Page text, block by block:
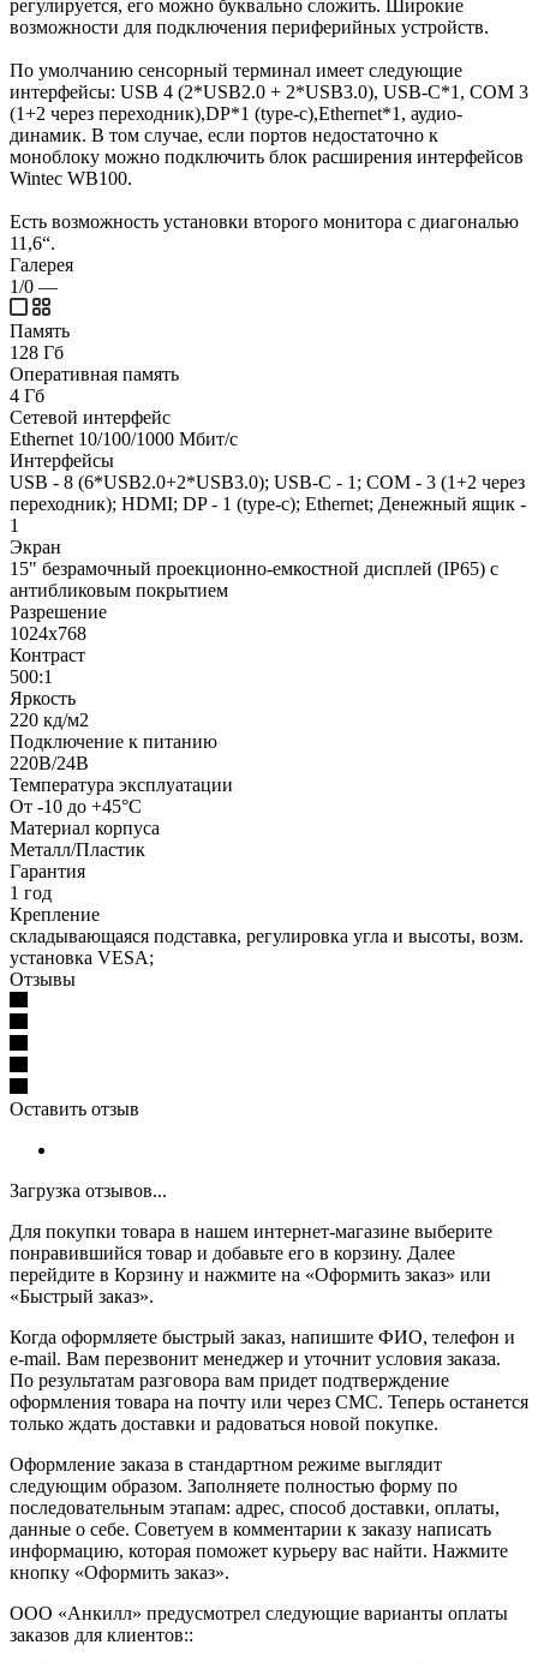
регулируется, его можно буквально сложить. Широкие
возможности для подключения периферийных устройств.
По умолчанию сенсорный терминал имеет следующие
интерфейсы: USB 4 (2*USB2.0 + 2*USB3.0), USB-C*1, COM 3
(1+2 через переходник),DP*1 (type-c),Ethernet*1, аудио-
динамик. В том случае, если портов недостаточно к
моноблоку можно подключить блок расширения интерфейсов
Wintec WB100.
Есть возможность установки второго монитора с диагональю
11,6“.
Галерея
1/0 —
Память
128 Гб
Оперативная память
4 Гб
Сетевой интерфейс
Ethernet 10/100/1000 Мбит/с
Интерфейсы
USB - 8 (6*USB2.0+2*USB3.0); USB-C - 1; COM - 3 (1+2 через
переходник); HDMI; DP - 1 (type-c); Ethernet; Денежный ящик -
1
Экран
15" безрамочный проекционно-емкостной дисплей (IP65) с
антибликовым покрытием
Разрешение
1024х768
Контраст
500:1
Яркость
220 кд/м2
Подключение к питанию
220В/24В
Температура эксплуатации
От -10 до +45°С
Материал корпуса
Металл/Пластик
Гарантия
1 год
Крепление
складывающаяся подставка, регулировка угла и высоты, возм.
установка VESA;
Отзывы
Оставить отзыв
Загрузка отзывов...
Для покупки товара в нашем интернет-магазине выберите
понравившийся товар и добавьте его в корзину. Далее
перейдите в Корзину и нажмите на «Оформить заказ» или
«Быстрый заказ».
Когда оформляете быстрый заказ, напишите ФИО, телефон и
e-mail. Вам перезвонит менеджер и уточнит условия заказа.
По результатам разговора вам придет подтверждение
оформления товара на почту или через СМС. Теперь останется
только ждать доставки и радоваться новой покупке.
Оформление заказа в стандартном режиме выглядит
следующим образом. Заполняете полностью форму по
последовательным этапам: адрес, способ доставки, оплаты,
данные о себе. Советуем в комментарии к заказу написать
информацию, которая поможет курьеру вас найти. Нажмите
кнопку «Оформить заказ».
ООО «Анкилл» предусмотрел следующие варианты оплаты
заказов для клиентов::